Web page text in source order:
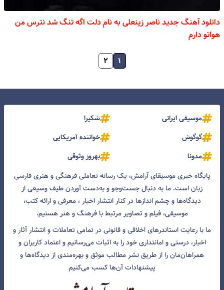
دانلود آهنگ جدید ناصر زینعلی به نام دلت اگه تنگ شد نترس من
هواتو دارم
۱ ۲
موسیقی ایرانی
شکیرا
گوگوش
خواننده آمریکایی
مدونا
بهروز وثوقی
پایگاه خبری موسیقای آرامش، یک رسانه تعاملی فرهنگی و هنری فارسی
زبان است. ما به دنبال جست‌و‌جو و به‌دست آوردن طیف وسیعی از
دیدگاه‌ها و چشم انداز‌ها در کنار انتشار اخبار ، معرفی و ارائه کتب،
موسیقی، فیلم و تصاویر مرتبط با فرهنگ و هنر هستیم.
ما با رعایت استاندرهای اخلاقی و قانونی در تمامی تعاملات و انتشار آثار و
اخبار، درستی و امانتداری خود را به اثبات می‌رسانیم و اعتماد کاربران و
همراهان‌مان را از طریق نشر مطالب موثق و بهره‌مندی از دیدگاه‌ها و
پیشنهادات آن‌ها کسب می‌کنیم